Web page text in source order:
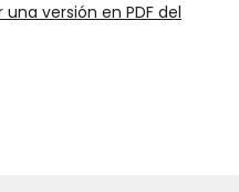
versión en PDF del